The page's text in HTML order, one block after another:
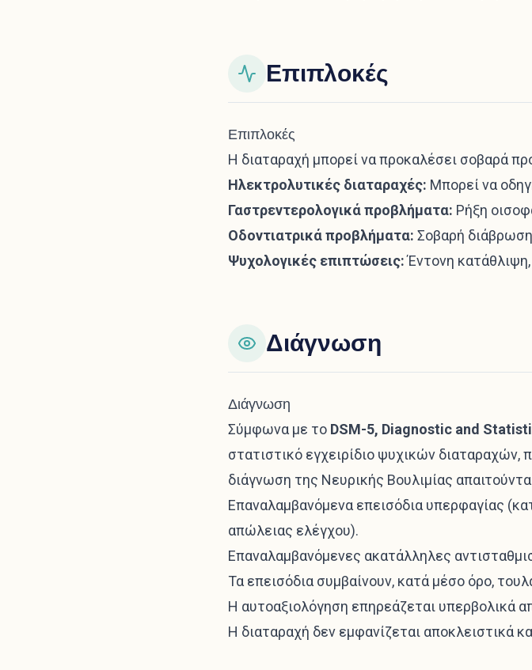
Επιπλοκές
Επιπλοκές
Η διαταραχή μπορεί να προκαλέσει σοβαρά
Ηλεκτρολυτικές διαταραχές: Μπορεί να
Γαστρεντερολογικά προβλήματα: Ρήξη
Οδοντιατρικά προβλήματα: Σοβαρή
Ψυχολογικές επιπτώσεις:Έντονη
Διάγνωση
Διάγνωση
Σύμφωνα με το DSM-5, Diagnostic and
στατιστικό εγχειρίδιο ψυχικών διαταραχών,
διάγνωση της Νευρικής Βουλιμίας
Επαναλαμβανόμενα επεισόδια υπερφαγίας
απώλειας ελέγχου).
Επαναλαμβανόμενες ακατάλληλες
Τα επεισόδια συμβαίνουν, κατά μέσο όρο,
Η αυτοαξιολόγηση επηρεάζεται υπερβολικά
Η διαταραχή δεν εμφανίζεται αποκλειστικά